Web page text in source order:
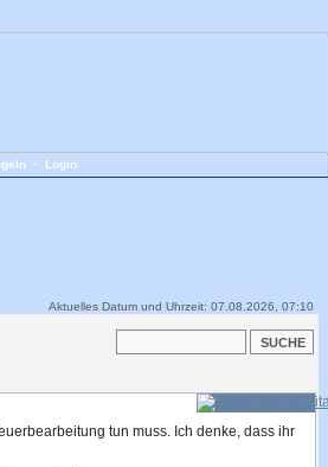
• Login
Aktuelles Datum und Uhrzeit: 07.08.2026, 07:10
tun muss. Ich denke, dass ihr